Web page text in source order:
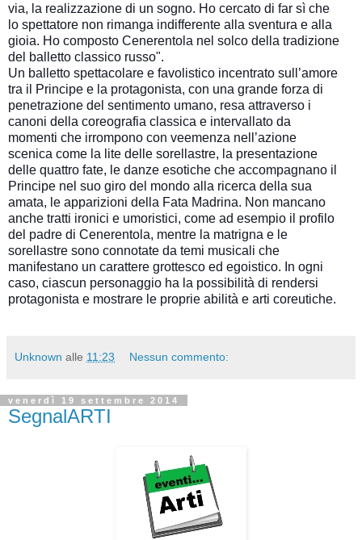
via, la realizzazione di un sogno. Ho cercato di far sì che
lo spettatore non rimanga indifferente alla sventura e alla
gioia. Ho composto Cenerentola nel solco della tradizione
del balletto classico russo".
Un balletto spettacolare e favolistico incentrato sull’amore
tra il Principe e la protagonista, con una grande forza di
penetrazione del sentimento umano, resa attraverso i
canoni della coreografia classica e intervallato da
momenti che irrompono con veemenza nell’azione
scenica come la lite delle sorellastre, la presentazione
delle quattro fate, le danze esotiche che accompagnano il
Principe nel suo giro del mondo alla ricerca della sua
amata, le apparizioni della Fata Madrina. Non mancano
anche tratti ironici e umoristici, come ad esempio il profilo
del padre di Cenerentola, mentre la matrigna e le
sorellastre sono connotate da temi musicali che
manifestano un carattere grottesco ed egoistico. In ogni
caso, ciascun personaggio ha la possibilità di rendersi
protagonista e mostrare le proprie abilità e arti coreutiche.
Unknown alle 11:23 Nessun commento:
venerdì 19 settembre 2014
SegnalARTI